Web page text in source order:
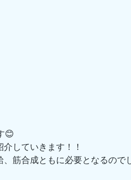
😊
していきます！！
筋合成ともに必要となるので